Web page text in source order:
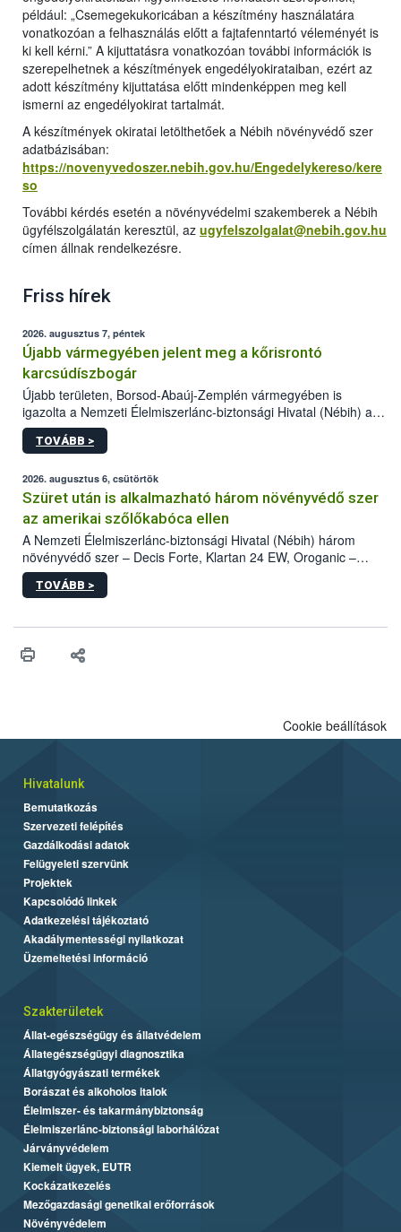
például: „Csemegekukoricában a készítmény használatára
vonatkozóan a felhasználás előtt a fajtafenntartó véleményét is
ki kell kérni.” A kijuttatásra vonatkozóan további információk is
szerepelhetnek a készítmények engedélyokirataiban, ezért az
adott készítmény kijuttatása előtt mindenképpen meg kell
ismerni az engedélyokirat tartalmát.
A készítmények okiratai letölthetőek a Nébih növényvédő szer
adatbázisában:
https://novenyvedoszer.nebih.gov.hu/Engedelykereso/kere
so
További kérdés esetén a növényvédelmi szakemberek a Nébih
ügyfélszolgálatán keresztül, az ugyfelszolgalat@nebih.gov.hu
címen állnak rendelkezésre.
Friss hírek
2026. augusztus 7, péntek
Újabb vármegyében jelent meg a kőrisrontó
karcsúdíszbogár
Újabb területen, Borsod-Abaúj-Zemplén vármegyében is
igazolta a Nemzeti Élelmiszerlánc-biztonsági Hivatal (Nébih) a
kőrisrontó karcsúdíszbogár (Agrilus planipennis) jelenlétét. A
kártevőt nem csak színcsapdában találták meg, de már fertőzött
az intenzív felderítést, emellett az intézkedéseket a szlovák
hatósággal is összehangolják a terjedés megállítása érdekében.
TOVÁBB >
2026. augusztus 6, csütörtök
Szüret után is alkalmazható három növényvédő szer
az amerikai szőlőkabóca ellen
A Nemzeti Élelmiszerlánc-biztonsági Hivatal (Nébih) három
növényvédő szer – Decis Forte, Klartan 24 EW, Oroganic –
engedélyokiratát módosította, így azok a szüretet követően,
egészen a vesszőérettség (BBCH 91) stádiumáig
érésű szőlőkben is legyen lehetőség a károsító elleni további
felhasználók számára is elérhető és ökológiai termesztésben is
TOVÁBB >
Cookie beállítások
Hivatalunk
Bemutatkozás
Szervezeti felépítés
Gazdálkodási adatok
Felügyeleti szervünk
Projektek
Kapcsolódó linkek
Adatkezelési tájékoztató
Akadálymentességi nyilatkozat
Üzemeltetési információ
Szakterületek
Állat-egészségügy és állatvédelem
Állategészségügyi diagnosztika
Állatgyógyászati termékek
Borászat és alkoholos italok
Élelmiszer- és takarmánybiztonság
Élelmiszerlánc-biztonsági laborhálózat
Járványvédelem
Kiemelt ügyek, EUTR
Kockázatkezelés
Mezőgazdasági genetikai erőforrások
Növényvédelem